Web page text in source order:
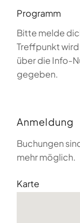
Programm
Bitte melde
Treffpunkt
über die Info-
gegeben.
Anmeldung
Buchungen
mehr möglich.
Karte